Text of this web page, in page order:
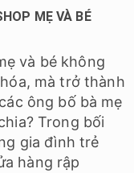
MẸ VÀ BÉ
và bé không
mà trở thành
ông bố bà mẹ
Trong bối
gia đình trẻ
hàng rập